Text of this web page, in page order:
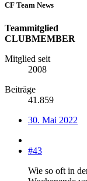
CF Team News
Teammitglied
CLUBMEMBER
Mitglied seit
2008
Beiträge
41.859
30. Mai 2022
#43
Wie so oft in